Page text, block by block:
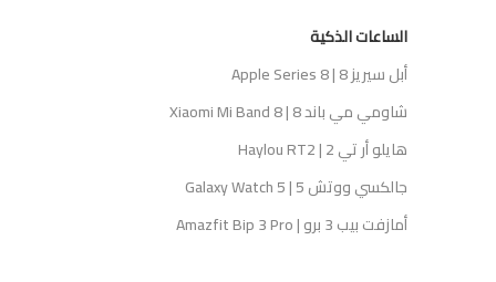
الساعات الذكية
أبل سيريز 8 | Apple Series 8
شاومي مي باند 8 | Xiaomi Mi Band 8
هايلو أر تي 2 | Haylou RT2
جالكسي ووتش 5 | Galaxy Watch 5
أمازفت بيب 3 برو | Amazfit Bip 3 Pro